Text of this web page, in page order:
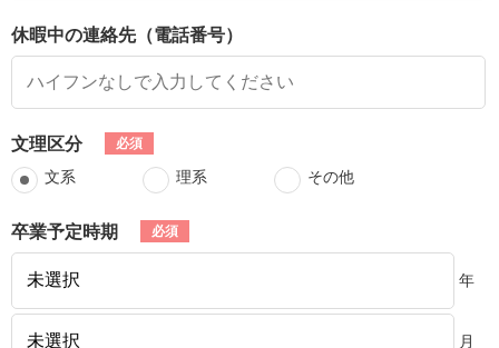
休暇中の連絡先（電話番号）
文理区分
文系 理系 その他
卒業予定時期
年
月